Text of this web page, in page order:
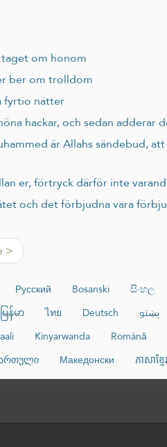
om honom
ber om trolldom
fyrtio nätter
hackar, och sedan adderar
är Allahs sändebud,
er, förtryck därför inte
och det förbjudna vara
>
Русский Bosanski සිංහල
မြန်မာ ไทย Deutsch پښتو
Kinyarwanda Română
Македонски ភាសាខ្មែរ